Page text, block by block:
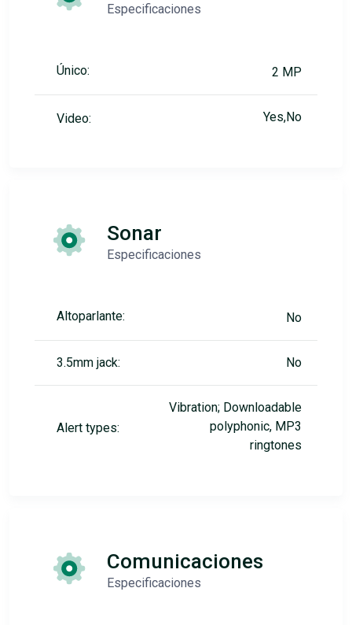
Especificaciones
Único: 2 MP
Video: Yes,No
Sonar
Especificaciones
Altoparlante: No
3.5mm jack: No
Alert types:
Vibration; Downloadable
polyphonic, MP3
ringtones
Comunicaciones
Especificaciones